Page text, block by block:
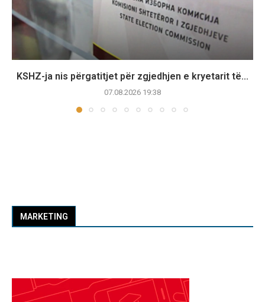
KSHZ-ja nis përgatitjet për zgjedhjen e kryetarit të...
07.08.2026 19:38
MARKETING